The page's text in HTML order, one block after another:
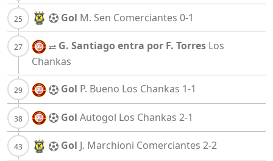
Gol M. Sen Comerciantes 0-1
G. Santiago entra por F. Torres Los
Chankas
Gol P. Bueno Los Chankas 1-1
Gol Autogol Los Chankas 2-1
Gol J. Marchioni Comerciantes 2-2